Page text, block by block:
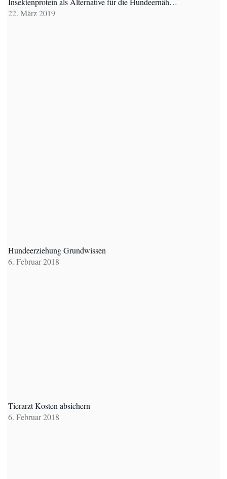
22. März 2019
Hundeerziehung Grundwissen
6. Februar 2018
Tierarzt Kosten absichern
6. Februar 2018